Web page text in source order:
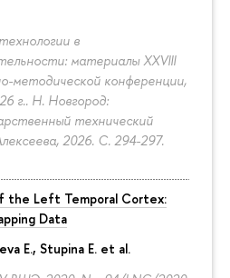
в
материалы XXVIII
методической конференции,
г.. Н. Новгород:
технический
2026. С. 294-297.
the Left Temporal Cortex:
Data
E., Stupina E. et al.